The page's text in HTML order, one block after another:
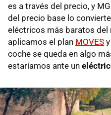
es a través del precio, y
del precio base lo
eléctricos más baratos del
aplicamos el plan MOVES
coche se queda en algo
estaríamos ante un